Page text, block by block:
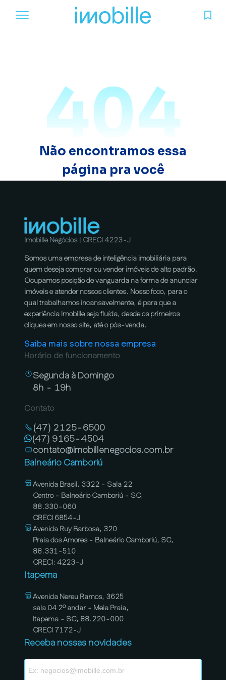
404
Não encontramos essa
página pra você
Imobille Negócios | CRECI 4223-J
Somos uma empresa de inteligência imobiliária para
quem deseja comprar ou vender imóveis de alto padrão.
Ocupamos posição de vanguarda na forma de anunciar
imóveis e atender nossos clientes. Nosso foco, para o
qual trabalhamos incansavelmente, é para que a
experiência Imobille seja fluída, desde os primeiros
cliques em nosso site, até o pós-venda.
Saiba mais sobre nossa empresa
Horário de funcionamento
Segunda à Domingo
8h - 19h
Contato
(47) 2125-6500
(47) 9165-4504
contato@imobillenegocios.com.br
Balneário Camboriú
Avenida Brasil, 3322 - Sala 22
Centro - Balneário Camboriú - SC,
88.330-060
CRECI 6854-J
Avenida Ruy Barbosa, 320
Praia dos Amores - Balneário Camboriú, SC,
88.331-510
CRECI: 4223-J
Itapema
Avenida Nereu Ramos, 3625
sala 04 2º andar - Meia Praia,
Itapema - SC, 88.220-000
CRECI 7172-J
Receba nossas novidades